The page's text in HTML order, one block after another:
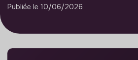
Publiée le 10/06/2026